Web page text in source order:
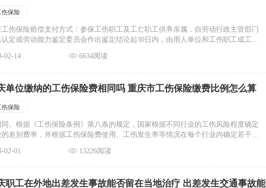
伤保险
工伤保险赔偿支付方式：参保工伤职工及工亡职工供养亲属，自劳动行政主管部门
认定或劳动能力鉴定委员会作出鉴定结论起30日内，由用人单位和工伤职工或工亡
遇在每月月底前拨付给用人单位，由用人单位支付给享受对象，对按月发放的工
02-14 6634阅读
单位缴纳的工伤保险费相同吗 重庆市工伤保险缴费比例怎么算
伤保险
同。根据《工伤保险条例》第八条的规定，国家根据不同行业的工伤风险程度确定
的差别费率，并根据工伤保险费使用、工伤发生率等情况在每个行业内确定若干费
布施行。目前行业差别费率方面，根据不同行业的工伤风险程度，工伤风险类别
02-01 13226阅读
职工在外地出差发生事故能否留在当地治疗 出差发生交通事故能